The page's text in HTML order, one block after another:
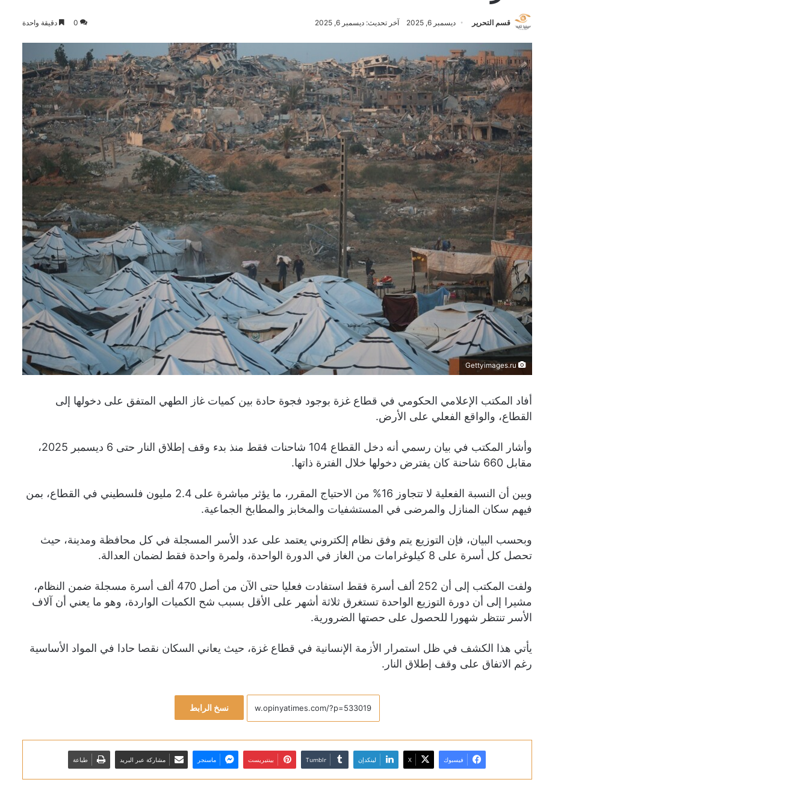
قسم التحرير ديسمبر 6, 2025 آخر تحديث: ديسمبر 6, 2025 0 دقيقة واحدة
أفاد المكتب الإعلامي الحكومي في قطاع غزة بوجود فجوة حادة بين كميات غاز الطهي المتفق على دخولها إلى
القطاع، والواقع الفعلي على الأرض.
وأشار المكتب في بيان رسمي أنه دخل القطاع 104 شاحنات فقط منذ بدء وقف إطلاق النار حتى 6 ديسمبر 2025،
مقابل 660 شاحنة كان يفترض دخولها خلال الفترة ذاتها.
وبين أن النسبة الفعلية لا تتجاوز 16% من الاحتياج المقرر، ما يؤثر مباشرة على 2.4 مليون فلسطيني في القطاع، بمن
فيهم سكان المنازل والمرضى في المستشفيات والمخابز والمطابخ الجماعية.
وبحسب البيان، فإن التوزيع يتم وفق نظام إلكتروني يعتمد على عدد الأسر المسجلة في كل محافظة ومدينة، حيث
تحصل كل أسرة على 8 كيلوغرامات من الغاز في الدورة الواحدة، ولمرة واحدة فقط لضمان العدالة.
ولفت المكتب إلى أن 252 ألف أسرة فقط استفادت فعليا حتى الآن من أصل 470 ألف أسرة مسجلة ضمن النظام،
مشيرا إلى أن دورة التوزيع الواحدة تستغرق ثلاثة أشهر على الأقل بسبب شح الكميات الواردة، وهو ما يعني أن آلاف
الأسر تنتظر شهورا للحصول على حصتها الضرورية.
يأتي هذا الكشف في ظل استمرار الأزمة الإنسانية في قطاع غزة، حيث يعاني السكان نقصا حادا في المواد الأساسية
رغم الاتفاق على وقف إطلاق النار.
نسخ الرابط
فيسبوك X لينكدإن بينتيريست ماسنجر مشاركة عبر البريد طباعة